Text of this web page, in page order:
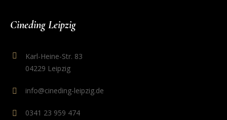
Cineding Leipzig
Karl-Heine-Str. 83
04229 Leipzig
info@cineding-leipzig.de
0341 23 959 474